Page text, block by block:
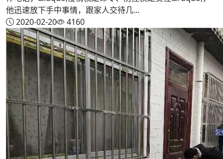
他迅速放下手中事情，跟家人交待几...
2020-02-20
4160